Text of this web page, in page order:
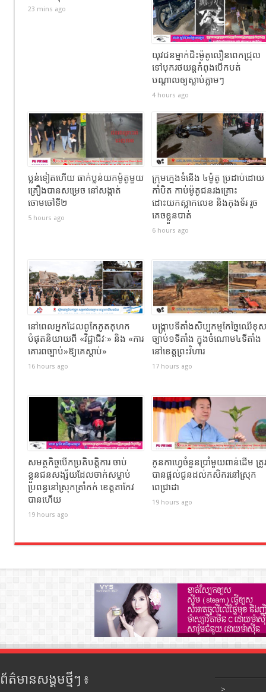
23 mins ago
យុវជនម្នាក់ជិះម៉ូតូលឿនពេកជ្រុល
ទៅបុករថយន្តកំពុងបើកបត់
បណ្តាលឲ្យស្លាប់ភ្លាមៗ
4 hours ago
ប្លន់ទៀតហើយ ធាក់ប្លន់យកម៉ូតូមួយ
គ្រឿងបានសម្រេច នៅសង្កាត់
ចោមចៅទី២
5 hours ago
ក្រុមក្មេងទំនើង ៤ម៉ូតូ ប្រដាប់ដោយ
កាំបិត កាប់ម៉ូតូជនរងគ្រោះ
ដោះយកស្លាកលេខ និងកុងទ័រ រួច
គេចខ្លួនបាត់
6 hours ago
នៅពេលអ្នកដែលពូកែភូតកុហក
បំផុតនិយាយពី «វិជ្ជាជីវៈ» និង «ការ
គោរពច្បាប់»ឱ្យគេស្តាប់»
16 hours ago
បង្រ្កាបទីតាំងសិប្បកម្មកែច្នៃឈើខុស
ច្បាប់១ទីតាំង ក្នុងចំណោម៤ទីតាំង
នៅខេត្តព្រះវិហារ
17 hours ago
សមត្ថកិច្ចបើកប្រតិបត្តិការ ចាប់
ខ្លួនជនសង្ស័យដែលចាក់សម្លាប់
ប្រពន្ធនៅស្រុកត្រាំកក់ ខេត្តតាកែវ
បានហេីយ
19 hours ago
កូនកាហ្វេចំនួនប្រាំមួយពាន់ដើម ត្រូ
បានផ្តល់ជូនដល់កសិករនៅស្រុក
ពេជ្រាដា
19 hours ago
ព័ត៌មានសង្គមថ្មីៗ ៖
>